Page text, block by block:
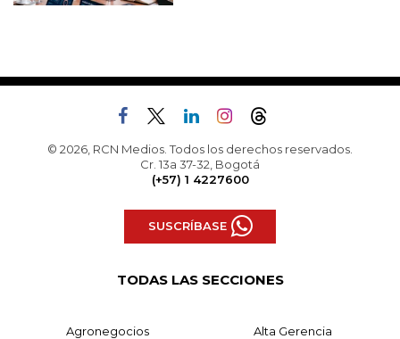
© 2026, RCN Medios. Todos los derechos reservados.
Cr. 13a 37-32, Bogotá
(+57) 1 4227600
SUSCRÍBASE
TODAS LAS SECCIONES
Agronegocios Alta Gerencia